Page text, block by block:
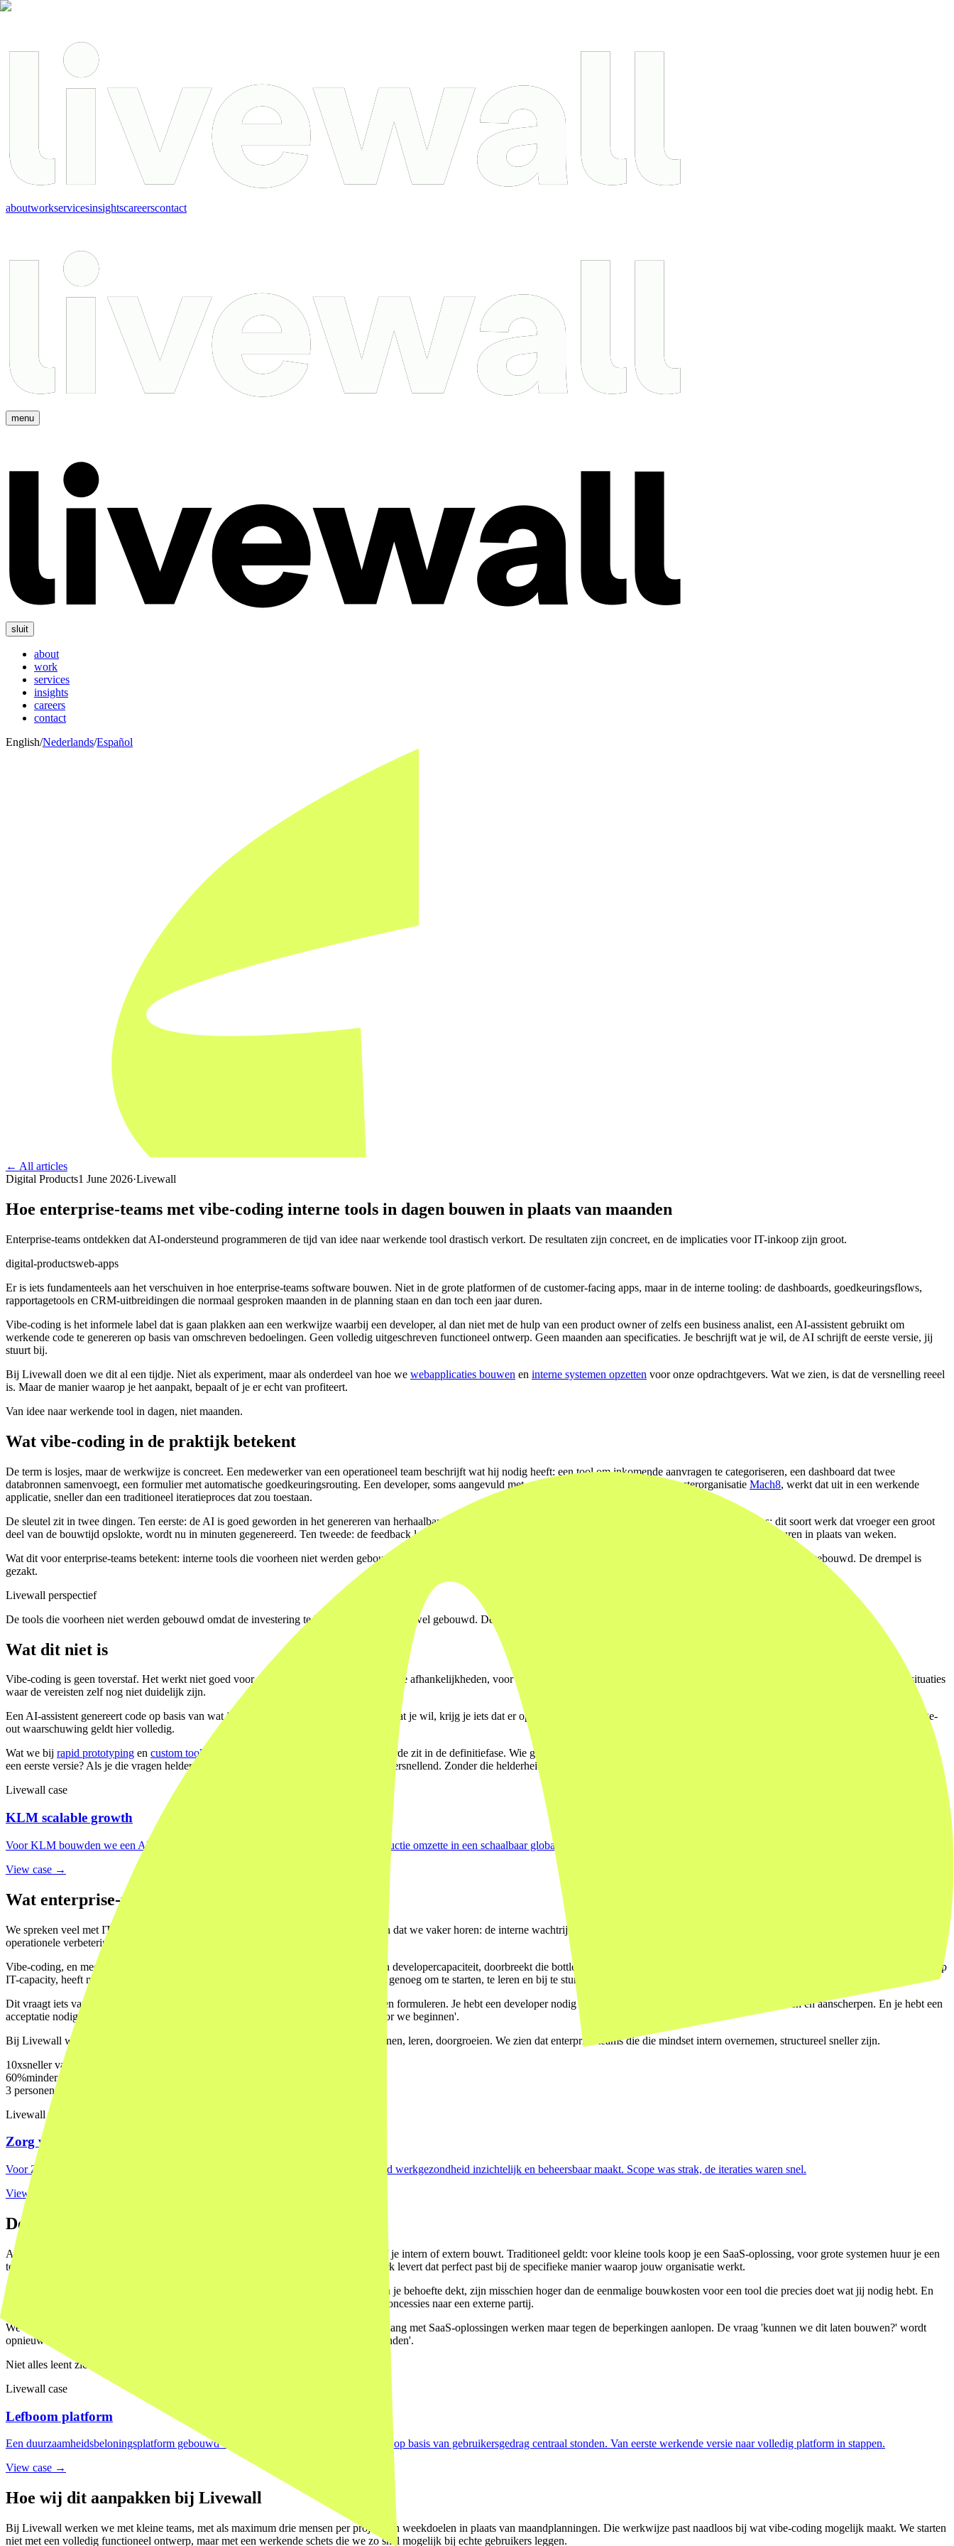
aboutworkservicesinsightscareerscontact
menu
sluit
about
work
services
insights
careers
contact
English/Nederlands/Español
← All articles
Digital Products1 June 2026·Livewall
Hoe enterprise-teams met vibe-coding interne tools in dagen bouwen in plaats van maanden
Enterprise-teams ontdekken dat AI-ondersteund programmeren de tijd van idee naar werkende tool drastisch verkort. De resultaten zijn concreet, en de implicaties voor IT-inkoop zijn groot.
digital-productsweb-apps
Er is iets fundamenteels aan het verschuiven in hoe enterprise-teams software bouwen. Niet in de grote platformen of de customer-facing apps, maar in de interne tooling: de dashboards, goedkeuringsflows,
rapportagetools en CRM-uitbreidingen die normaal gesproken maanden in de planning staan en dan toch een jaar duren.
Vibe-coding is het informele label dat is gaan plakken aan een werkwijze waarbij een developer, al dan niet met de hulp van een product owner of zelfs een business analist, een AI-assistent gebruikt om
werkende code te genereren op basis van omschreven bedoelingen. Geen volledig uitgeschreven functioneel ontwerp. Geen maanden aan specificaties. Je beschrijft wat je wil, de AI schrijft de eerste versie, jij
stuurt bij.
Bij Livewall doen we dit al een tijdje. Niet als experiment, maar als onderdeel van hoe we webapplicaties bouwen en interne systemen opzetten voor onze opdrachtgevers. Wat we zien, is dat de versnelling reeel
is. Maar de manier waarop je het aanpakt, bepaalt of je er echt van profiteert.
Van idee naar werkende tool in dagen, niet maanden.
Wat vibe-coding in de praktijk betekent
De term is losjes, maar de werkwijze is concreet. Een medewerker van een operationeel team beschrijft wat hij nodig heeft: een tool om inkomende aanvragen te categoriseren, een dashboard dat twee
databronnen samenvoegt, een formulier met automatische goedkeuringsrouting. Een developer, soms aangevuld met een AI-agent zoals die van onze zusterorganisatie Mach8, werkt dat uit in een werkende
applicatie, sneller dan een traditioneel iteratieproces dat zou toestaan.
De sleutel zit in twee dingen. Ten eerste: de AI is goed geworden in het genereren van herhaalbare code. Boilerplate, formulierlogica, databasekoppelingen, API-integraties: dit soort werk dat vroeger een groot
deel van de bouwtijd opslokte, wordt nu in minuten gegenereerd. Ten tweede: de feedback loop is veel korter. Je ziet iets werken, je past het aan, je test het opnieuw. Dat zijn uren in plaats van weken.
Wat dit voor enterprise-teams betekent: interne tools die voorheen niet werden gebouwd omdat de investering te hoog was ten opzichte van de verwachte besparing, worden nu wel gebouwd. De drempel is
gezakt.
Livewall perspectief
De tools die voorheen niet werden gebouwd omdat de investering te hoog was, worden nu wel gebouwd. De drempel is gezakt.
Wat dit niet is
Vibe-coding is geen toverstaf. Het werkt niet goed voor complexe systemen met meerdere afhankelijkheden, voor toepassingen met strenge beveiligingseisen die grondig moeten worden geaudit, of voor situaties
waar de vereisten zelf nog niet duidelijk zijn.
Een AI-assistent genereert code op basis van wat je beschrijft. Als je niet precies weet wat je wil, krijg je iets dat er oppervlakkig goed uitziet maar de echte behoefte niet raakt. De klassieke garbage-in-garbage-
out waarschuwing geldt hier volledig.
Wat we bij rapid prototyping en custom tooling
hebben geleerd: het meeste van de waarde zit in de definitiefase. Wie gaat dit gebruiken? Wat is de eerste taak die ze ermee uitvoeren? Wat is goed genoeg voor
een eerste versie? Als je die vragen helder hebt, werkt AI-ondersteunde ontwikkeling versnellend. Zonder die helderheid bouw je snel iets dat niemand wil gebruiken.
Livewall case
KLM scalable growth
Voor KLM bouwden we een AI-gestuurd systeem dat fragmentarische campagneproductie omzette in een schaalbaar globaal proces. Meer output, meer markten, dezelfde merkdiscipline.
View case →
Wat enterprise-teams nu anders doen
We spreken veel met IT-teams en product owners bij grotere organisaties. Een patroon dat we vaker horen: de interne wachtrij voor IT-projecten is lang, de prioriteiten worden centraal bepaald, en kleine
operationele verbeteringen verdwijnen structureel naar de bodem van de backlog.
Vibe-coding, en meer specifiek de combinatie van AI-tooling met een kleine hands-on developercapaciteit, doorbreekt die bottleneck voor de kleinere use cases. Een team dat anders zes maanden zou wachten op
IT-capacity, heeft nu in twee weken een werkende tool. Niet altijd perfect, maar goed genoeg om te starten, te leren en bij te sturen.
Dit vraagt iets van de organisatie. Je hebt mensen nodig die de opdracht scherp kunnen formuleren. Je hebt een developer nodig die de output van een AI-assistent kan beoordelen en aanscherpen. En je hebt een
acceptatie nodig van 'goed genoeg om te starten' in plaats van 'volledig uitgedacht voor we beginnen'.
Bij Livewall werken we vanuit exact dat principe bij
: klein beginnen, leren, doorgroeien. We zien dat enterprise-teams die die mindset intern overnemen, structureel sneller zijn.
10xsneller van idee naar eerste werkende versie bij goed afgebakende interne tools
60%minder developeruren nodig voor boilerplate en standaard integraties
3 personenis genoeg voor een volledig functionele interne tool in een week
Livewall case
Zorg van de Zaak platform
Voor Zorg van de Zaak bouwden we een B2B-platform dat complexe workflows rond werkgezondheid inzichtelijk en beheersbaar maakt. Scope was strak, de iteraties waren snel.
View case →
De implicaties voor IT-inkoop
Als de bouwtijd voor interne tools met een factor tien daalt, verandert ook de vraag of je intern of extern bouwt. Traditioneel geldt: voor kleine tools koop je een SaaS-oplossing, voor grote systemen huur je een
team. Vibe-coding opent een derde optie: een klein extern team dat in weken maatwerk levert dat perfect past bij de specifieke manier waarop jouw organisatie werkt.
Dat heeft consequenties. De license-kosten voor een generieke SaaS-tool die 70% van je behoefte dekt, zijn misschien hoger dan de eenmalige bouwkosten voor een tool die precies doet wat jij nodig hebt. En
een tool die je zelf beheert, koppel je rechtstreeks aan je eigen systemen, zonder dataconcessies naar een externe partij.
We zien dit steeds vaker als onderdeel van de
van organisaties die al lang met SaaS-oplossingen werken maar tegen de beperkingen aanlopen. De vraag 'kunnen we dit laten bouwen?' wordt
opnieuw interessant als het antwoord 'ja, in drie weken' is in plaats van 'ja, in zes maanden'.
Niet alles leent zich daarvoor. Maar meer dan voorheen.
Livewall case
Lefboom platform
Een duurzaamheidsbeloningsplatform gebouwd voor Lefboom, waarbij snelle iteraties op basis van gebruikersgedrag centraal stonden. Van eerste werkende versie naar volledig platform in stappen.
View case →
Hoe wij dit aanpakken bij Livewall
Bij Livewall werken we met kleine teams, met als maximum drie mensen per project, en weekdoelen in plaats van maandplanningen. Die werkwijze past naadloos bij wat vibe-coding mogelijk maakt. We starten
niet met een volledig functioneel ontwerp, maar met een werkende schets die we zo snel mogelijk bij echte gebruikers leggen.